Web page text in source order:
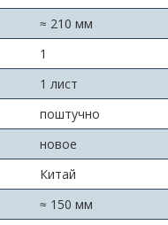
≈ 210 мм
1
1 лист
поштучно
новое
Китай
≈ 150 мм